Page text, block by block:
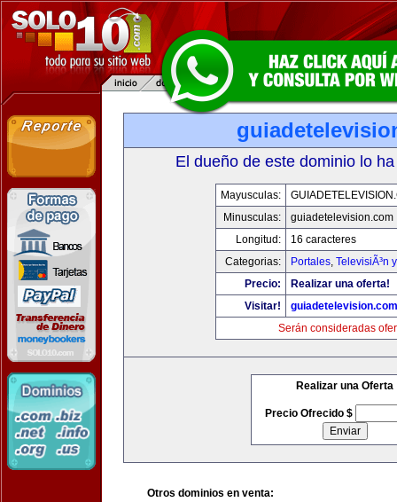
El dueño de este dominio lo
Mayusculas:
Minusculas:
guiadetelevision.com
Longitud:
16 caracteres
Categorias:
Portales, TelevisiÃ³n
Precio:
Realizar una oferta!
Visitar!
guiadetelevision.com
Serán consideradas
Realizar una Oferta
Precio Ofrecido $
Otros dominios en venta: